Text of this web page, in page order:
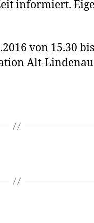
informiert.
von 15.30
Alt-